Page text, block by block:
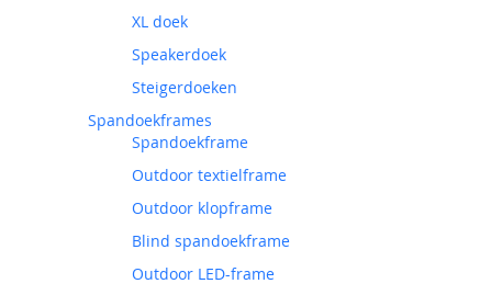
XL doek
Speakerdoek
Steigerdoeken
Spandoekframes
Spandoekframe
Outdoor textielframe
Outdoor klopframe
Blind spandoekframe
Outdoor LED-frame